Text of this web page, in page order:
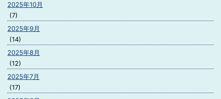
2025年10月
(7)
2025年9月
(14)
2025年8月
(12)
2025年7月
(17)